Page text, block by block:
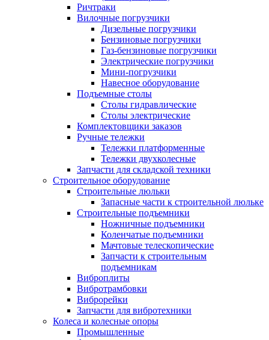
Ричтраки
Вилочные погрузчики
Дизельные погрузчики
Бензиновые погрузчики
Газ-бензиновые погрузчики
Электрические погрузчики
Мини-погрузчики
Навесное оборудование
Подъемные столы
Столы гидравлические
Столы электрические
Комплектовщики заказов
Ручные тележки
Тележки платформенные
Тележки двухколесные
Запчасти для складской техники
Строительное оборудование
Строительные люльки
Запасные части к строительной люльке
Строительные подъемники
Ножничные подъемники
Коленчатые подъемники
Мачтовые телескопические
Запчасти к строительным
подъемникам
Виброплиты
Вибротрамбовки
Виброрейки
Запчасти для вибротехники
Колеса и колесные опоры
Промышленные